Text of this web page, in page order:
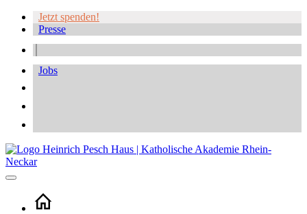
Jetzt spenden!
Presse
Jobs